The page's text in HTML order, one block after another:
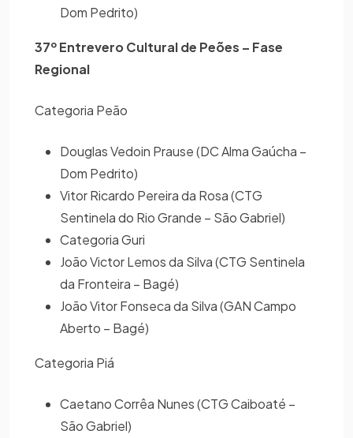
Dom Pedrito)
37º Entrevero Cultural de Peões – Fase
Regional
Categoria Peão
Douglas Vedoin Prause (DC Alma Gaúcha –
Dom Pedrito)
Vitor Ricardo Pereira da Rosa (CTG
Sentinela do Rio Grande – São Gabriel)
Categoria Guri
João Victor Lemos da Silva (CTG Sentinela
da Fronteira – Bagé)
João Vitor Fonseca da Silva (GAN Campo
Aberto – Bagé)
Categoria Piá
Caetano Corrêa Nunes (CTG Caiboaté –
São Gabriel)